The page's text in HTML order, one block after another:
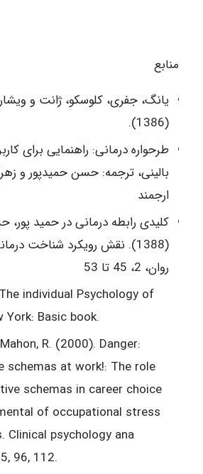
منابع
یانگ، جفری، کلوسکو، ژانت و
(1386).
طرحواره درمانی: راهنمایی برای
بالینی، ترجمه: حسن حمیدپور و
ارجمند
کلیدی رابطه درمانی در حمید پور،
(1388). نقش رویکرد شناخت
روان، 2، 45 تا 53
individual Psychology of
York: Basic book.
R. (2000). Danger:
schemas at work!: The role
schemas in career choice
of occupational stress
Clinical psychology ana
96, 112.